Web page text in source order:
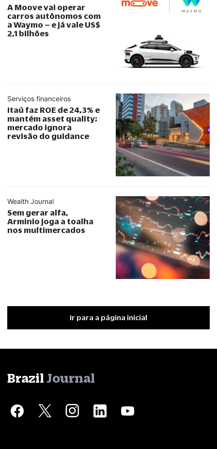
A Moove vai operar
carros autônomos com
a Waymo – e já vale US$
2,1 bilhões
Serviços financeiros
Itaú faz ROE de 24,3% e
mantém asset quality;
mercado ignora
revisão do guidance
Wealth Journal
Sem gerar alfa,
Arminio joga a toalha
nos multimercados
Ir para a página inicial
Brazil Journal